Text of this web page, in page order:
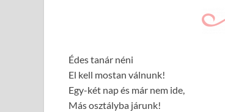
Édes tanár néni
El kell mostan válnunk!
Egy-két nap és már nem ide,
Más osztályba járunk!